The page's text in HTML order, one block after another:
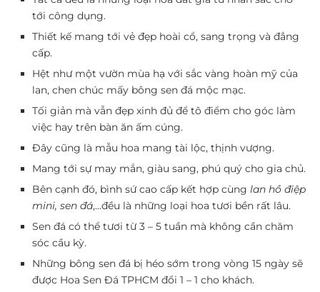
tới công dụng.
Thiết kế mang tới vẻ đẹp hoài cổ, sang trọng và đẳng
cấp.
Hệt như một vườn mùa hạ với sắc vàng hoàn mỹ của
lan, chen chúc mấy bông sen đá mộc mạc.
Tối giản mà vẫn đẹp xinh đủ để tô điểm cho góc làm
việc hay trên bàn ăn ấm cúng.
Đây cũng là mẫu hoa mang tài lộc, thịnh vượng.
Mang tới sự may mắn, giàu sang, phú quý cho gia chủ.
Bên cạnh đó, bình sứ cao cấp kết hợp cùng lan hồ điệp
mini, sen đá,…đều là những loại hoa tươi bền rất lâu.
Sen đá có thể tươi từ 3 – 5 tuần mà không cần chăm
sóc cầu kỳ.
Những bông sen đá bị héo sớm trong vòng 15 ngày sẽ
được Hoa Sen Đá TPHCM đổi 1 – 1 cho khách.